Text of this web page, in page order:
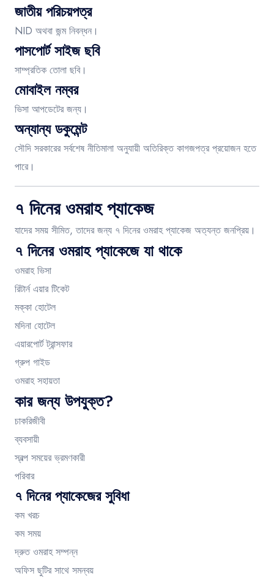
জাতীয় পরিচয়পত্র
NID অথবা জন্ম নিবন্ধন।
পাসপোর্ট সাইজ ছবি
সাম্প্রতিক তোলা ছবি।
মোবাইল নম্বর
ভিসা আপডেটের জন্য।
অন্যান্য ডকুমেন্ট
সৌদি সরকারের সর্বশেষ নীতিমালা অনুযায়ী অতিরিক্ত কাগজপত্র প্রয়োজন হতে
পারে।
৭ দিনের ওমরাহ প্যাকেজ
যাদের সময় সীমিত, তাদের জন্য ৭ দিনের ওমরাহ প্যাকেজ অত্যন্ত জনপ্রিয়।
৭ দিনের ওমরাহ প্যাকেজে যা থাকে
ওমরাহ ভিসা
রিটার্ন এয়ার টিকেট
মক্কা হোটেল
মদিনা হোটেল
এয়ারপোর্ট ট্রান্সফার
গ্রুপ গাইড
ওমরাহ সহায়তা
কার জন্য উপযুক্ত?
চাকরিজীবী
ব্যবসায়ী
স্বল্প সময়ের ভ্রমণকারী
পরিবার
৭ দিনের প্যাকেজের সুবিধা
কম খরচ
কম সময়
দ্রুত ওমরাহ সম্পন্ন
অফিস ছুটির সাথে সমন্বয়